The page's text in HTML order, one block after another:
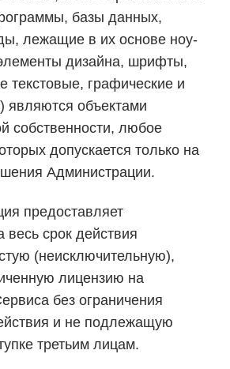
базы данных,
лежащие в их основе ноу-
дизайна, шрифты,
текстовые, графические и
являются объектами
собственности, любое
допускается только на
Администрации.
предоставляет
срок действия
(неисключительную),
лицензию на
без ограничения
и не подлежащую
третьим лицам.